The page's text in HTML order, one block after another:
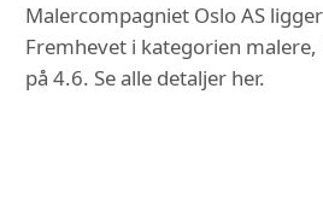
Malercompagniet Oslo AS
Fremhevet i kategorien
på 4.6. Se alle detaljer her.